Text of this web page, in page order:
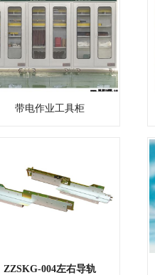
带电作业工具柜
ZZSKG-004左右导轨